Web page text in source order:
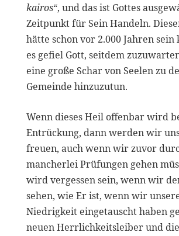
kairos“, und das ist Gottes
Zeitpunkt für Sein Handeln.
hätte schon vor 2.000 Jahren sein
es gefiel Gott, seitdem
eine große Schar von Seelen zu
Gemeinde hinzuzutun.
Wenn dieses Heil offenbar wird
Entrückung, dann werden wir
freuen, auch wenn wir zuvor
mancherlei Prüfungen gehen
wird vergessen sein, wenn wir
sehen, wie Er ist, wenn wir
Niedrigkeit eingetauscht haben
neuen Herrlichkeitsleiber und